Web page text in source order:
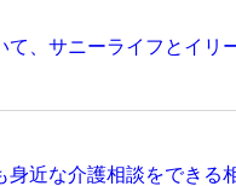
、サニーライフとイリ
近な介護相談をできる